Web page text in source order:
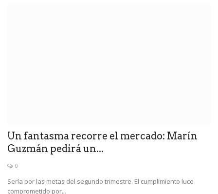
Un fantasma recorre el mercado: Marín
Guzmán pedirá un...
0
Sería por las metas del segundo trimestre. El cumplimiento luce
comprometido por...